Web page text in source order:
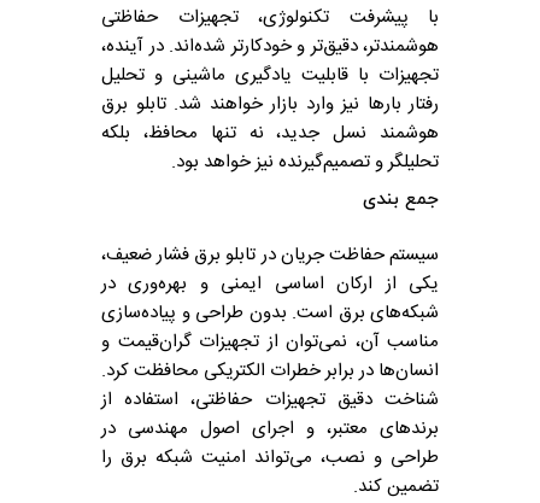
با پیشرفت تکنولوژی، تجهیزات حفاظتی
هوشمندتر، دقیق‌تر و خودکارتر شده‌اند. در آینده،
تجهیزات با قابلیت یادگیری ماشینی و تحلیل
رفتار بارها نیز وارد بازار خواهند شد. تابلو برق
هوشمند نسل جدید، نه تنها محافظ، بلکه
تحلیلگر و تصمیم‌گیرنده نیز خواهد بود.
جمع‌ بندی
سیستم حفاظت جریان در تابلو برق فشار ضعیف،
یکی از ارکان اساسی ایمنی و بهره‌وری در
شبکه‌های برق است. بدون طراحی و پیاده‌سازی
مناسب آن، نمی‌توان از تجهیزات گران‌قیمت و
انسان‌ها در برابر خطرات الکتریکی محافظت کرد.
شناخت دقیق تجهیزات حفاظتی، استفاده از
برندهای معتبر، و اجرای اصول مهندسی در
طراحی و نصب، می‌تواند امنیت شبکه برق را
تضمین کند.